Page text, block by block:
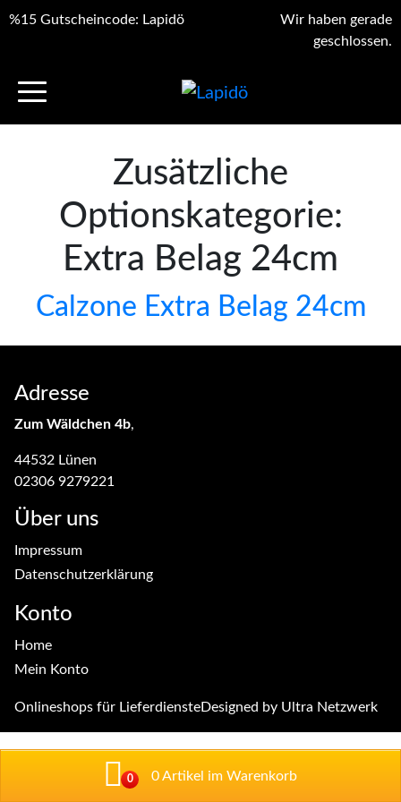
%15 Gutscheincode: Lapidö
Wir haben gerade
geschlossen.
0 0 Artikel im Warenkorb
Zusätzliche
Optionskategorie:
Extra Belag 24cm
Calzone Extra Belag 24cm
Adresse
Zum Wäldchen 4b,
44532 Lünen
02306 9279221
Über uns
Impressum
Datenschutzerklärung
Konto
Home
Mein Konto
Onlineshops für LieferdiensteDesigned by Ultra Netzwerk